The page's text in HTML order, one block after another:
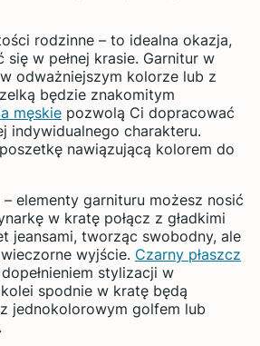
rodzinne – to idealna okazja,
w pełnej krasie. Garnitur w
odważniejszym kolorze lub z
będzie znakomitym
męskie pozwolą Ci dopracować
indywidualnego charakteru.
poszetkę nawiązującą kolorem do
elementy garnituru możesz nosić
w kratę połącz z gładkimi
jeansami, tworząc swobodny, ale
wyjście. Czarny płaszcz
stylizacji w
spodnie w kratę będą
jednokolorowym golfem lub